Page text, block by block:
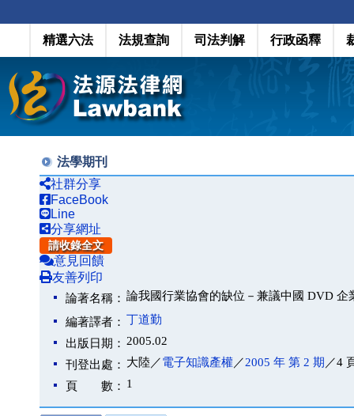
精選六法 法規查詢 司法判解 行政函釋
法學期刊
社群分享
FaceBook
Line
分享網址
請收錄全文
意見回饋
友善列印
論著名稱： 論我國行業協會的缺位－兼議中國 DVD 企
編著譯者： 丁道勤
出版日期： 2005.02
刊登出處： 大陸／電子知識產權／2005 年 第 2 期 ／4
頁 數： 1